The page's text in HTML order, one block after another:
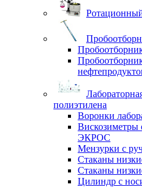
полиэтилена
Воронки
Вискозиметры
ЭКРОС
Мензурки с
Стаканы
Стаканы
Цилиндр с